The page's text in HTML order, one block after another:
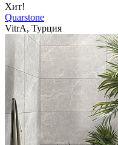
Хит!
Quarstone
VitrA, Турция